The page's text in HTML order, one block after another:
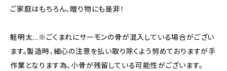
ご家庭はもちろん、贈り物にも是非！
鮭明太…※ごくまれにサーモンの骨が混入している場合がござい
ます。製造時、細心の注意を払い取り除くよう努めておりますが手
作業となります為、小骨が残留している可能性がございます。